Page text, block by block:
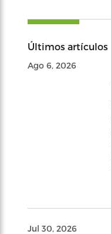
Últimos artículos
Ago 6, 2026
Jul 30, 2026